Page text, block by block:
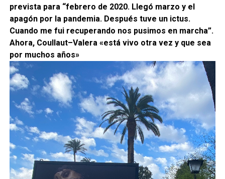
prevista para “febrero de 2020. Llegó marzo y el
apagón por la pandemia. Después tuve un ictus.
Cuando me fui recuperando nos pusimos en marcha”.
Ahora, Coullaut–Valera «está vivo otra vez y que sea
por muchos años»